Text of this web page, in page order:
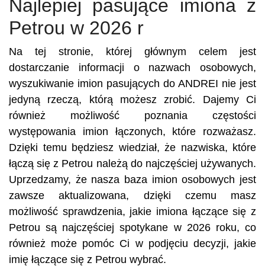
Najlepiej pasujące imiona z
Petrou w 2026 r
Na tej stronie, której głównym celem jest
dostarczanie informacji o nazwach osobowych,
wyszukiwanie imion pasujących do ANDREI nie jest
jedyną rzeczą, którą możesz zrobić. Dajemy Ci
również możliwość poznania częstości
występowania imion łączonych, które rozważasz.
Dzięki temu będziesz wiedział, że nazwiska, które
łączą się z Petrou należą do najczęściej używanych.
Uprzedzamy, że nasza baza imion osobowych jest
zawsze aktualizowana, dzięki czemu masz
możliwość sprawdzenia, jakie imiona łączące się z
Petrou są najczęściej spotykane w 2026 roku, co
również może pomóc Ci w podjęciu decyzji, jakie
imię łączące się z Petrou wybrać.